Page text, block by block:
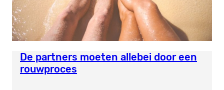
De partners moeten allebei door een
rouwproces